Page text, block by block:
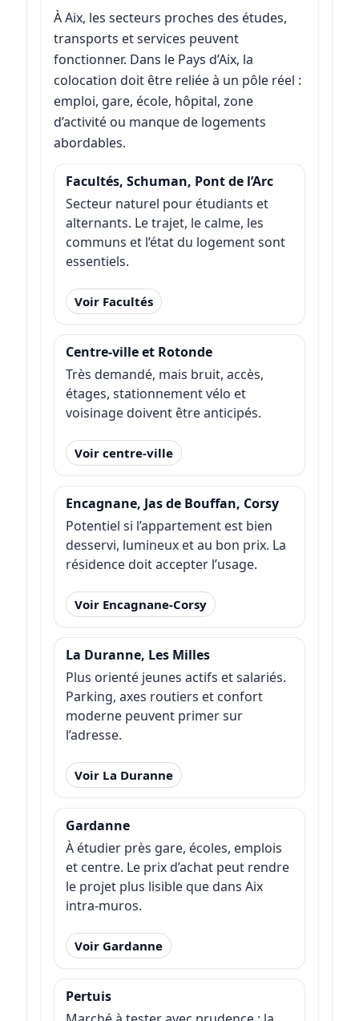
À Aix, les secteurs proches des études,
transports et services peuvent
fonctionner. Dans le Pays d’Aix, la
colocation doit être reliée à un pôle réel :
emploi, gare, école, hôpital, zone
d’activité ou manque de logements
abordables.
Facultés, Schuman, Pont de l’Arc
Secteur naturel pour étudiants et
alternants. Le trajet, le calme, les
communs et l’état du logement sont
essentiels.
Voir Facultés
Centre-ville et Rotonde
Très demandé, mais bruit, accès,
étages, stationnement vélo et
voisinage doivent être anticipés.
Voir centre-ville
Encagnane, Jas de Bouffan, Corsy
Potentiel si l’appartement est bien
desservi, lumineux et au bon prix. La
résidence doit accepter l’usage.
Voir Encagnane-Corsy
La Duranne, Les Milles
Plus orienté jeunes actifs et salariés.
Parking, axes routiers et confort
moderne peuvent primer sur
l’adresse.
Voir La Duranne
Gardanne
À étudier près gare, écoles, emplois
et centre. Le prix d’achat peut rendre
le projet plus lisible que dans Aix
intra-muros.
Voir Gardanne
Pertuis